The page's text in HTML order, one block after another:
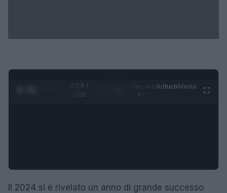
0:20 /
1:20
AdhubMedia
Il 2024 si è rivelato un anno di grande successo